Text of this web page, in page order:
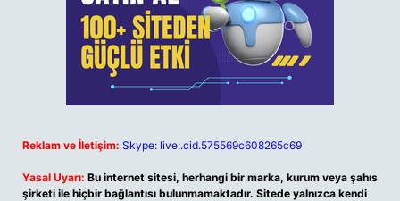
Reklam ve İletişim: Skype: live:.cid.575569c608265c69
Yasal Uyarı: Bu internet sitesi, herhangi bir marka, kurum veya şahıs
şirketi ile hiçbir bağlantısı bulunmamaktadır. Sitede yalnızca kendi